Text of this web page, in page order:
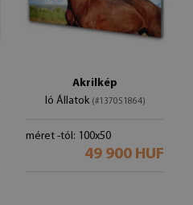
Akrilkép
ló Állatok (#137051864)
méret -tól: 100x50
49 900 HUF